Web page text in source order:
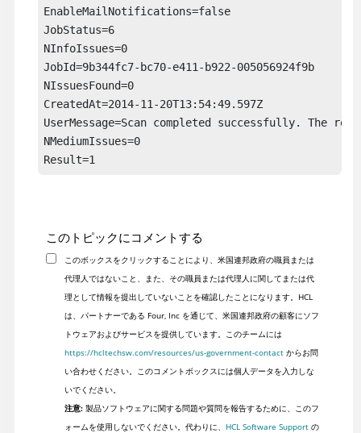
EnableMailNotifications=false
JobStatus=6
NInfoIssues=0
JobId=9b344fc7-bc70-e411-b922-005056924f9b
NIssuesFound=0
CreatedAt=2014-11-20T13:54:49.597Z
UserMessage=Scan completed successfully. The
NMediumIssues=0
Result=1
このトピックにコメントする
このボックスをクリックすることにより、米国連邦政府の職員または
代理人ではないこと、また、その職員または代理人に関してまたは代
理として情報を提出していないことを確認したことになります。HCL
は、パートナーである Four, Inc を通じて、米国連邦政府の顧客にソフ
トウェアおよびサービスを提供しています。このチームには
https://hcltechsw.com/resources/us-government-contactからお問
い合わせください。このコメントボックスには個人データを入力しな
いでください。
注意:製品ソフトウェアに関する問題や質問を報告するために、このフ
ォームを使用しないでください。代わりに、
HCL Software Supportの